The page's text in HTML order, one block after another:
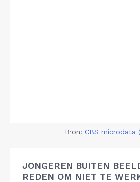
Bron: CBS microdata
JONGEREN BUITEN
REDEN OM NIET TE